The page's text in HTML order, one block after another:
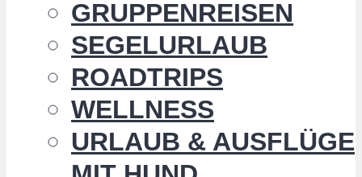
GRUPPENREISEN
SEGELURLAUB
ROADTRIPS
WELLNESS
URLAUB & AUSFLÜGE